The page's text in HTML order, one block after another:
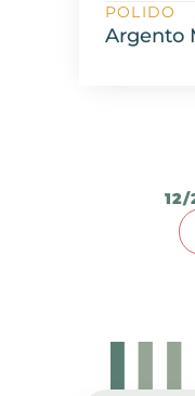
POLIDO
Argento
12/